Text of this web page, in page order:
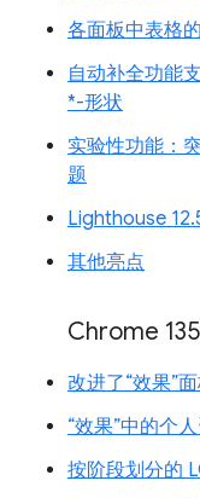
各面板中表格
自动补全功能
*-形状
实验性功能：
题
Lighthouse
其他亮点
Chrome 135
改进了“效果”
“效果”中的个
按阶段划分的